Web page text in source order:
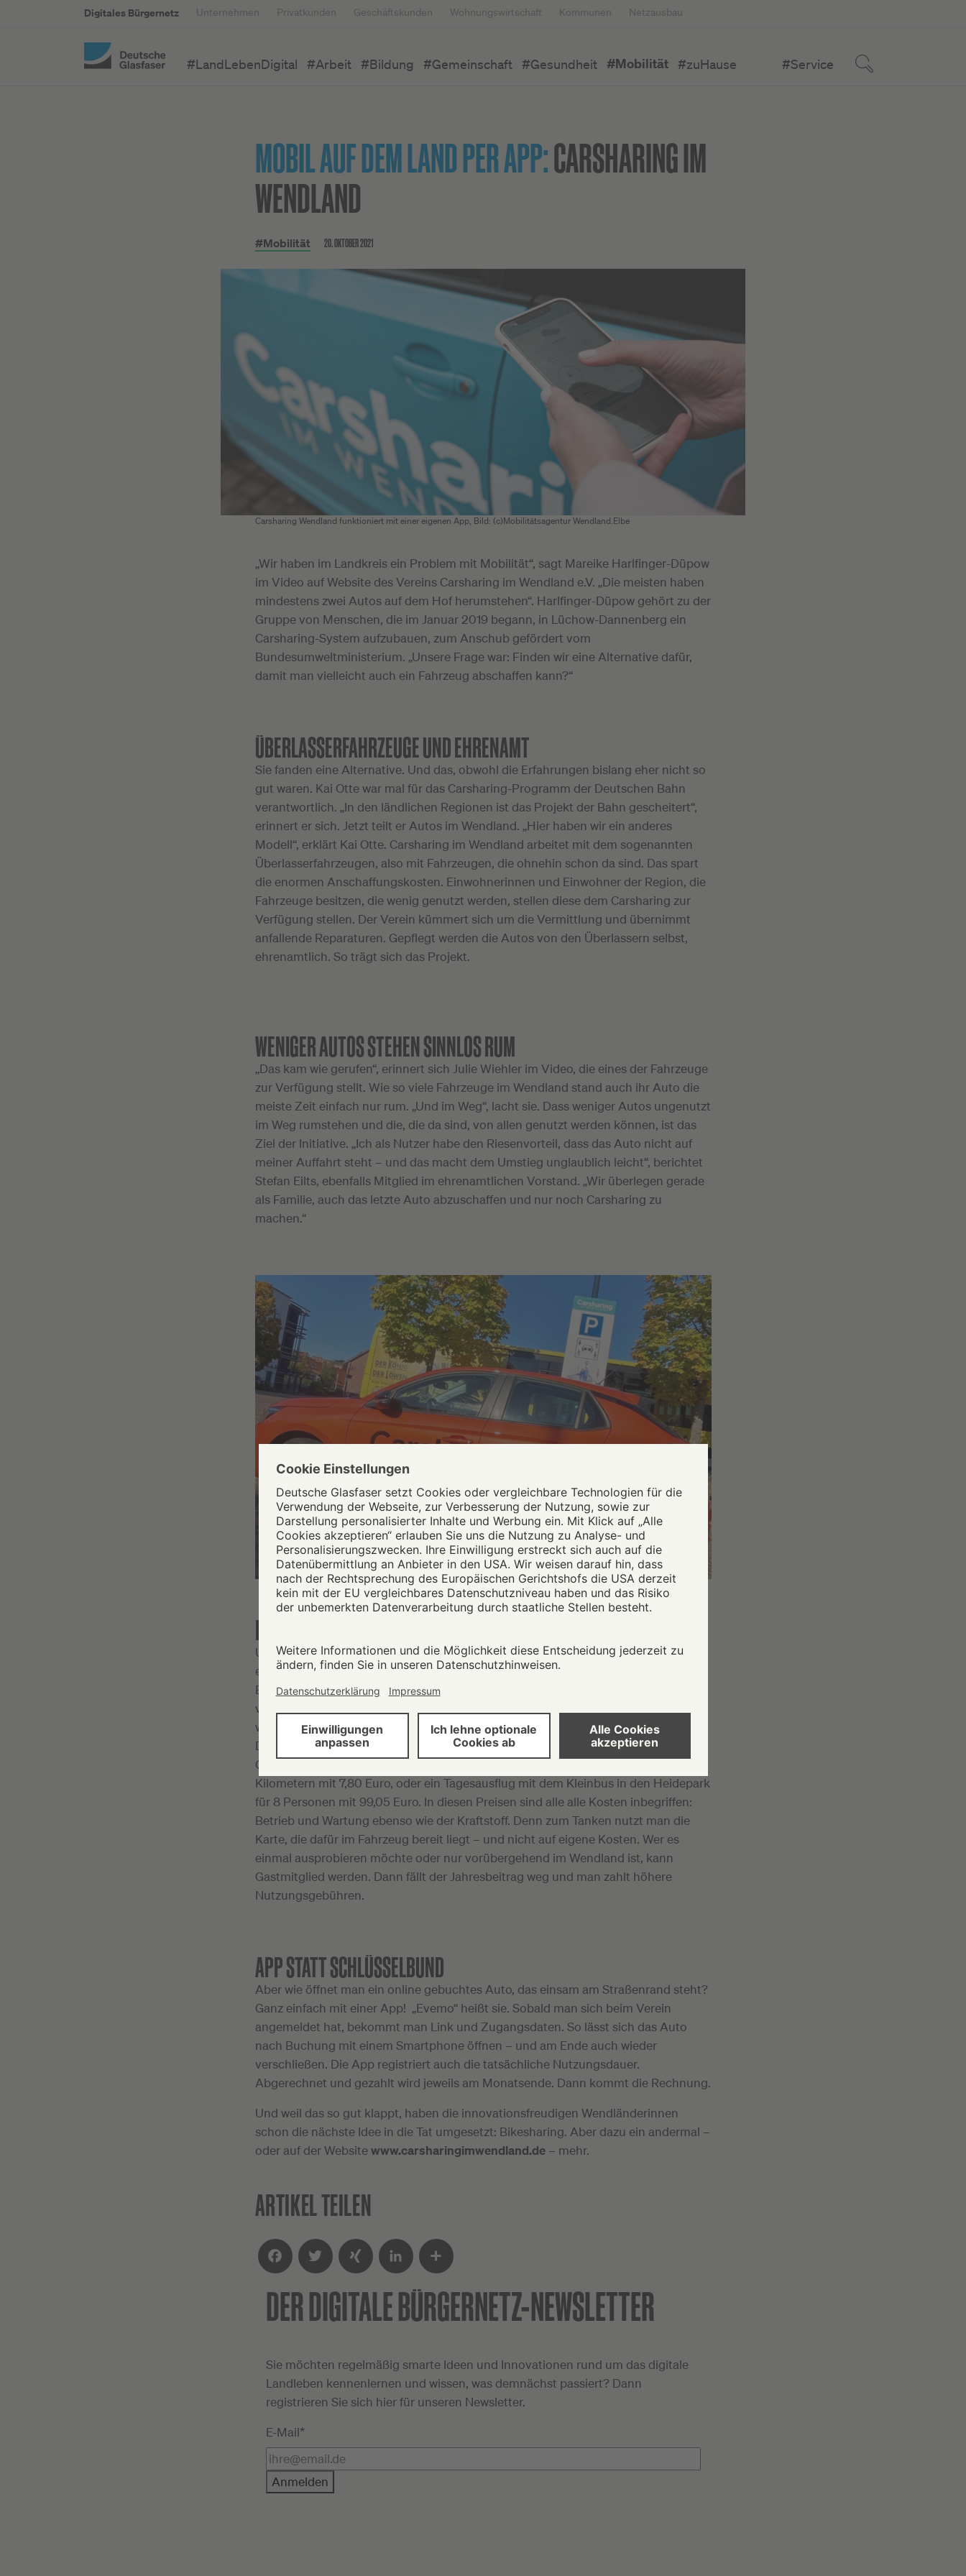
Digitales Bürgernetz Unternehmen Privatkunden Geschäftskunden Wohnungswirtschaft Kommunen Netzausbau
#LandLebenDigital #Arbeit #Bildung #Gemeinschaft #Gesundheit #Mobilität #zuHause #Service
MOBIL AUF DEM LAND PER APP:CARSHARING IM
WENDLAND
#Mobilität 20. OKTOBER 2021
Carsharing Wendland funktioniert mit einer eigenen App, Bild: (c)Mobilitätsagentur Wendland.Elbe
„Wir haben im Landkreis ein Problem mit Mobilität“, sagt Mareike Harlfinger-Düpow
im Video auf Website des Vereins Carsharing im Wendland e.V. „Die meisten haben
mindestens zwei Autos auf dem Hof herumstehen“. Harlfinger-Düpow gehört zu der
Gruppe von Menschen, die im Januar 2019 begann, in Lüchow-Dannenberg ein
Carsharing-System aufzubauen, zum Anschub gefördert vom
Bundesumweltministerium. „Unsere Frage war: Finden wir eine Alternative dafür,
damit man vielleicht auch ein Fahrzeug abschaffen kann?“
ÜBERLASSERFAHRZEUGE UND EHRENAMT
Sie fanden eine Alternative. Und das, obwohl die Erfahrungen bislang eher nicht so
gut waren. Kai Otte war mal für das Carsharing-Programm der Deutschen Bahn
verantwortlich. „In den ländlichen Regionen ist das Projekt der Bahn gescheitert“,
erinnert er sich. Jetzt teilt er Autos im Wendland. „Hier haben wir ein anderes
Modell“, erklärt Kai Otte. Carsharing im Wendland arbeitet mit dem sogenannten
Überlasserfahrzeugen, also mit Fahrzeugen, die ohnehin schon da sind. Das spart
die enormen Anschaffungskosten. Einwohnerinnen und Einwohner der Region, die
Fahrzeuge besitzen, die wenig genutzt werden, stellen diese dem Carsharing zur
Verfügung stellen. Der Verein kümmert sich um die Vermittlung und übernimmt
anfallende Reparaturen. Gepflegt werden die Autos von den Überlassern selbst,
ehrenamtlich. So trägt sich das Projekt.
WENIGER AUTOS STEHEN SINNLOS RUM
„Das kam wie gerufen“, erinnert sich Julie Wiehler im Video, die eines der Fahrzeuge
zur Verfügung stellt. Wie so viele Fahrzeuge im Wendland stand auch ihr Auto die
meiste Zeit einfach nur rum. „Und im Weg“, lacht sie. Dass weniger Autos ungenutzt
im Weg rumstehen und die, die da sind, von allen genutzt werden können, ist das
Ziel der Initiative. „Ich als Nutzer habe den Riesenvorteil, dass das Auto nicht auf
meiner Auffahrt steht – und das macht dem Umstieg unglaublich leicht“, berichtet
Stefan Eilts, ebenfalls Mitglied im ehrenamtlichen Vorstand. „Wir überlegen gerade
als Familie, auch das letzte Auto abzuschaffen und nur noch Carsharing zu
machen.“
FÜR 5 EURO IM MONAT IST MAN DABEI
Um am Carsharing teilzunehmen, muss man Mitglied im Verein werden. Das kostet
eine Jahresgebühr von 60 Euro. Dann kann es losgehen: Auf einer Online-
Buchungsplattform sind alle Fahrzeuge mit ihren Standorten und Verfügbarkeiten
verzeichnet. Hier bucht man bequem und selbständig – rund um die Uhr. Bezahlt
wird jeweils nur die tatsächliche Nutzung des Fahrzeugs, die sich aus der Tageszeit,
Dauer und den Kilometern errechnet. Als Beispiele findet man in der
Gebührenordnung auf der Website eine Einkaufsfahrt von 1,5 Stunden und 9
Kilometern mit 7,80 Euro, oder ein Tagesausflug mit dem Kleinbus in den Heidepark
für 8 Personen mit 99,05 Euro. In diesen Preisen sind alle alle Kosten inbegriffen:
Betrieb und Wartung ebenso wie der Kraftstoff. Denn zum Tanken nutzt man die
Karte, die dafür im Fahrzeug bereit liegt – und nicht auf eigene Kosten. Wer es
einmal ausprobieren möchte oder nur vorübergehend im Wendland ist, kann
Gastmitglied werden. Dann fällt der Jahresbeitrag weg und man zahlt höhere
Nutzungsgebühren.
APP STATT SCHLÜSSELBUND
Aber wie öffnet man ein online gebuchtes Auto, das einsam am Straßenrand steht?
Ganz einfach mit einer App! „Evemo“ heißt sie. Sobald man sich beim Verein
angemeldet hat, bekommt man Link und Zugangsdaten. So lässt sich das Auto
nach Buchung mit einem Smartphone öffnen – und am Ende auch wieder
verschließen. Die App registriert auch die tatsächliche Nutzungsdauer.
Abgerechnet und gezahlt wird jeweils am Monatsende. Dann kommt die Rechnung.
Und weil das so gut klappt, haben die innovationsfreudigen Wendländerinnen
schon die nächste Idee in die Tat umgesetzt: Bikesharing. Aber dazu ein andermal –
oder auf der Websitewww.carsharingimwendland.de– mehr.
ARTIKEL TEILEN
FacebookTwitter XING LinkedInTeilen
DER DIGITALEBÜRGERNETZ-NEWSLETTER
Sie möchten regelmäßig smarte Ideen und Innovationen rund um das digitale
Landleben kennenlernen und wissen, was demnächst passiert? Dann
registrieren Sie sich hier für unseren Newsletter.
E-Mail*
Anmelden